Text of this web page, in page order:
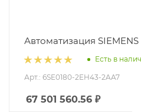
Автоматизация
Есть в
Арт.: 6SE0180-2EH43-2AA7
67 501 560.56 ₽